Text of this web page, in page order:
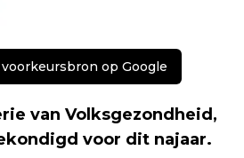
op Google
van Volksgezondheid,
voor dit najaar.